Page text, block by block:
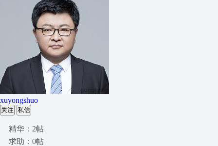
xuyongshuo
关注 私信
精华：2帖
求助：0帖